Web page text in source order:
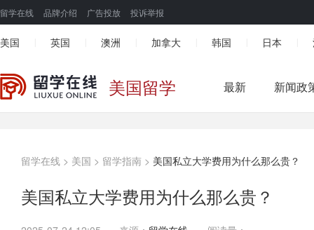
留学在线 品牌介绍 广告投放 投诉举报
美国 英国 澳洲 加拿大 韩国 日本
美国留学 最新 新闻政
留学在线 > 美国 > 留学指南 > 美国私立大学费用为什么那么贵？
美国私立大学费用为什么那么贵？